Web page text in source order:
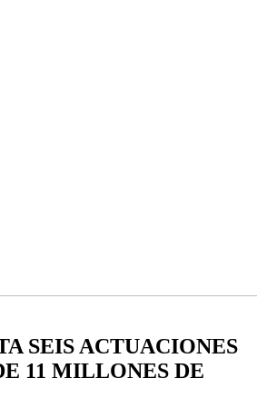
SEIS ACTUACIONES
11 MILLONES DE